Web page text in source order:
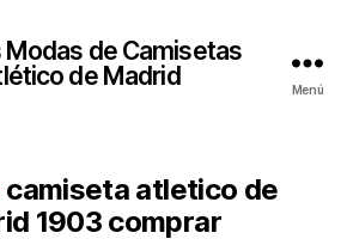
Modas de Camisetas
de Madrid
Menú
camiseta atletico de
1903 comprar